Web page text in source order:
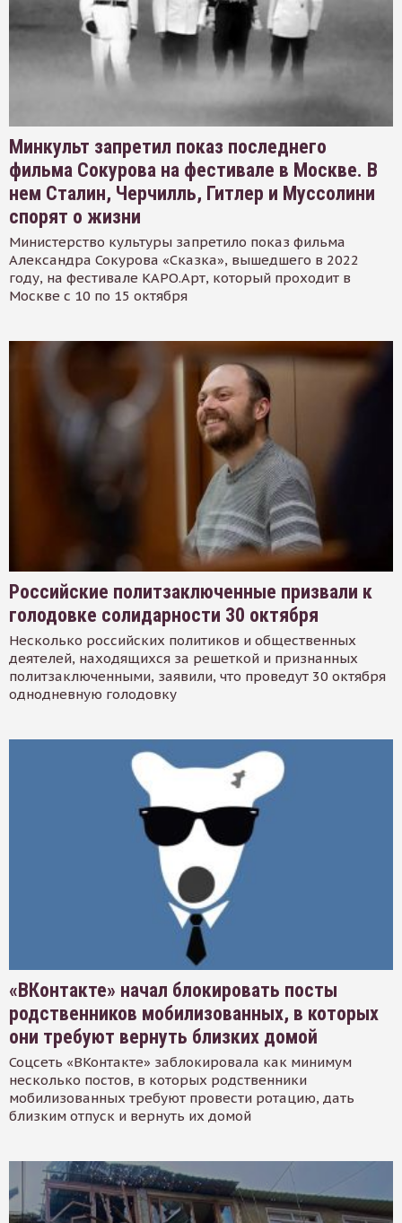
Минкульт запретил показ последнего
фильма Сокурова на фестивале в Москве. В
нем Сталин, Черчилль, Гитлер и Муссолини
спорят о жизни
Министерство культуры запретило показ фильма
Александра Сокурова «Сказка», вышедшего в 2022
году, на фестивале КАРО.Арт, который проходит в
Москве с 10 по 15 октября
Российские политзаключенные призвали к
голодовке солидарности 30 октября
Несколько российских политиков и общественных
деятелей, находящихся за решеткой и признанных
политзаключенными, заявили, что проведут 30 октября
однодневную голодовку
«ВКонтакте» начал блокировать посты
родственников мобилизованных, в которых
они требуют вернуть близких домой
Соцсеть «ВКонтакте» заблокировала как минимум
несколько постов, в которых родственники
мобилизованных требуют провести ротацию, дать
близким отпуск и вернуть их домой